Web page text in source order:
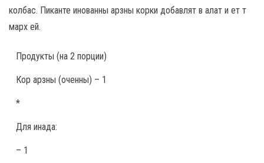
колбас. Пиканте инованны арзны корки добавлят в алат и ет т
марх ей.
Продукты (на 2 порции)
Кор арзны (оченны) – 1
*
Для инада:
– 1